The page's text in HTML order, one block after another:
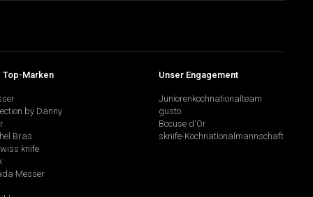
Top-Marken
by Danny
Bras
knife
Messer
Unser Engagement
Juniorenkochnationalteam
gusto
Bocuse d'Or
sknife-Kochnationalmannschaft